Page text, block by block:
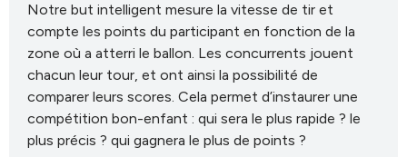
Notre but intelligent mesure la vitesse de tir et
compte les points du participant en fonction de la
zone où a atterri le ballon. Les concurrents jouent
chacun leur tour, et ont ainsi la possibilité de
comparer leurs scores. Cela permet d’instaurer une
compétition bon-enfant : qui sera le plus rapide ? le
plus précis ? qui gagnera le plus de points ?